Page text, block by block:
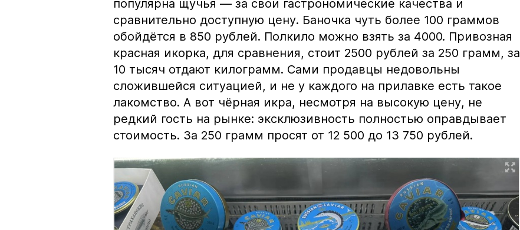
популярна щучья — за свои гастрономические качества и
сравнительно доступную цену. Баночка чуть более 100 граммов
обойдётся в 850 рублей. Полкило можно взять за 4000. Привозная
красная икорка, для сравнения, стоит 2500 рублей за 250 грамм, за
10 тысяч отдают килограмм. Сами продавцы недовольны
сложившейся ситуацией, и не у каждого на прилавке есть такое
лакомство. А вот чёрная икра, несмотря на высокую цену, не
редкий гость на рынке: эксклюзивность полностью оправдывает
стоимость. За 250 грамм просят от 12 500 до 13 750 рублей.